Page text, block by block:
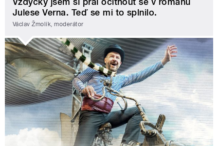
Julese Verna. Teď se mi to splnilo.
Václav Žmolík, moderátor